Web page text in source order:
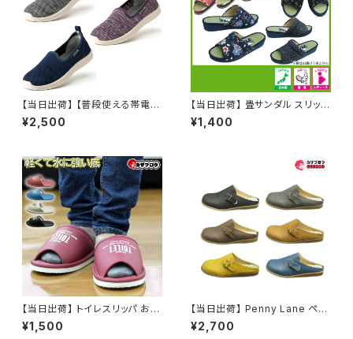
【当日出荷】 【普段使える帯電防
止シューズ】 静電気防止スニー
カー 作業靴 レディース 丸五 ヤ
¥2,500
【当日出荷】 畳サンダル スリッパ
草履 レディース 痛くない ぞうり
祭り用品 浴衣 歩きやすい 和柄
¥1,400
【当日出荷】 トイレスリッパ おし
ゃれ ゆったり幅広 厚底EVA素
材 前開き 洗える トイレ用品 お
¥1,500
【当日出荷】 Penny Lane ペニ
ーレイン レディースクロッグ m
x1196 サンダル レディース サ
¥2,700